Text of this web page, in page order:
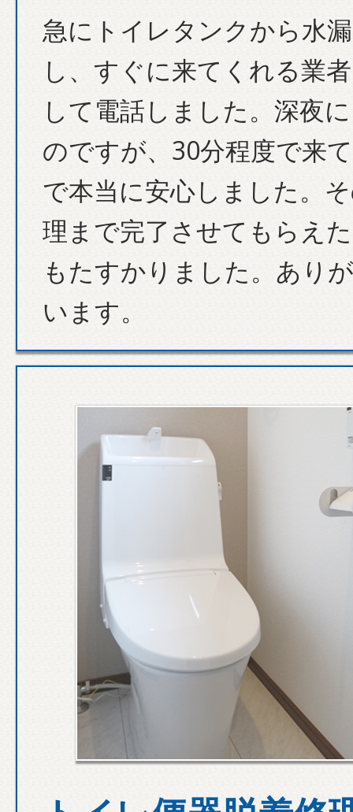
急にトイレタンクから水
し、すぐに来てくれる業
して電話しました。深夜
のですが、30分程度で来
で本当に安心しました。
理まで完了させてもらえ
もたすかりました。あり
います。